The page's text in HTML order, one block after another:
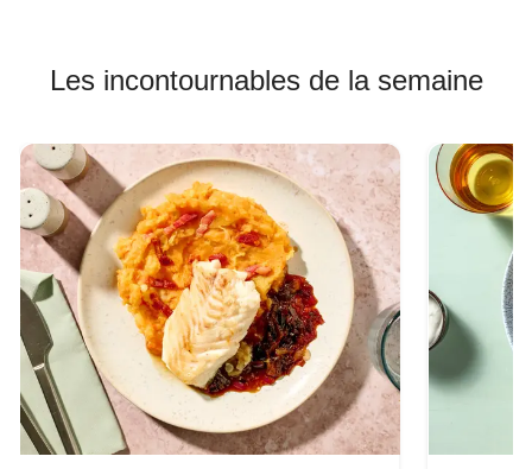
Les incontournables de la semaine